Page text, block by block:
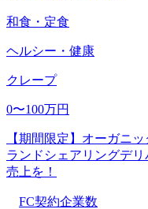
和食・定食
ヘルシー・健康
クレープ
0〜100万円
【期間限定】オーガニ
ランドシェアリングデ
売上を！
FC契約企業数